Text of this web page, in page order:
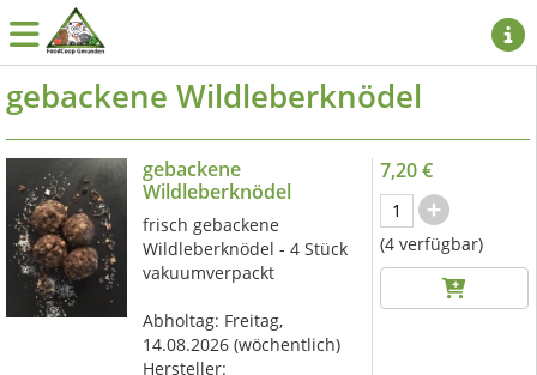
gebackene Wildleberknödel
gebackene
Wildleberknödel
frisch gebackene
Wildleberknödel - 4 Stück
vakuumverpackt
Abholtag: Freitag,
14.08.2026(wöchentlich)
Hersteller:
7,20 €
(4 verfügbar)